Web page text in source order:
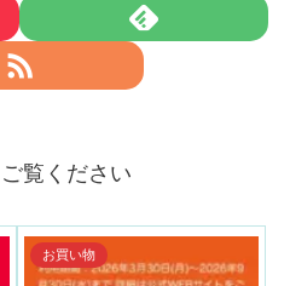
覧ください
お買い物